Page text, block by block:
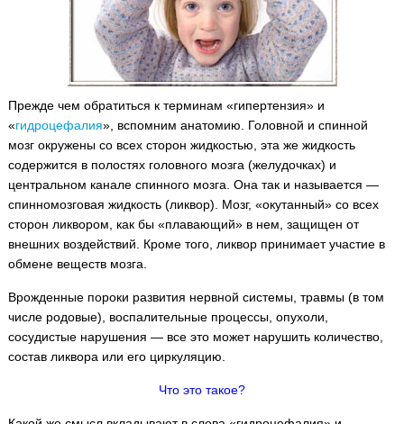
Прежде чем обратиться к терминам «гипертензия» и
«гидроцефалия», вспомним анатомию.
Головной и спинной
мозг окружены со всех сторон жидкостью, эта же жидкость
содержится в полостях головного мозга (желудочках) и
центральном канале спинного мозга. Она так и называется —
спинномозговая жидкость (ликвор). Мозг, «окутанный» со всех
сторон ликвором, как бы «плавающий» в нем, защищен от
внешних воздействий. Кроме того, ликвор принимает участие в
обмене веществ мозга.
Врожденные пороки развития нервной системы, травмы (в том
числе родовые), воспалительные процессы, опухоли,
сосудистые нарушения — все это может нарушить количество,
состав ликвора или его циркуляцию.
Что это такое?